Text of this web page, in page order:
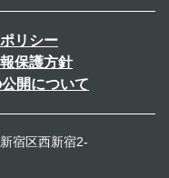
リシー
保護方針
開について
宿区西新宿2-